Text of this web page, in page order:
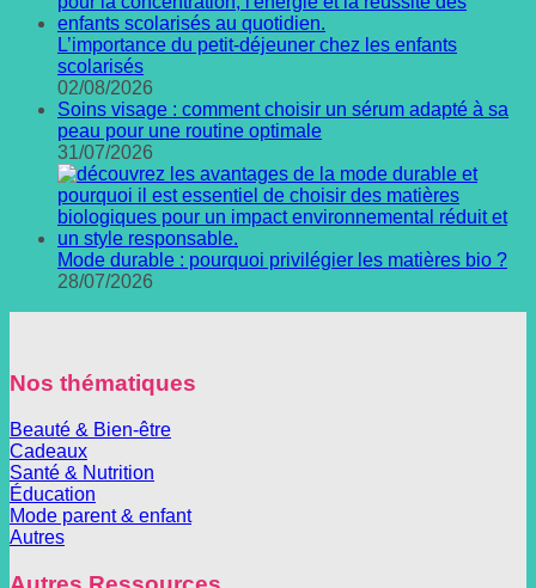
L’importance du petit-déjeuner chez les enfants
scolarisés
02/08/2026
Soins visage : comment choisir un sérum adapté à sa
peau pour une routine optimale
31/07/2026
Mode durable : pourquoi privilégier les matières bio ?
28/07/2026
Nos thématiques
Beauté & Bien-être
Cadeaux
Santé & Nutrition
Éducation
Mode parent & enfant
Autres